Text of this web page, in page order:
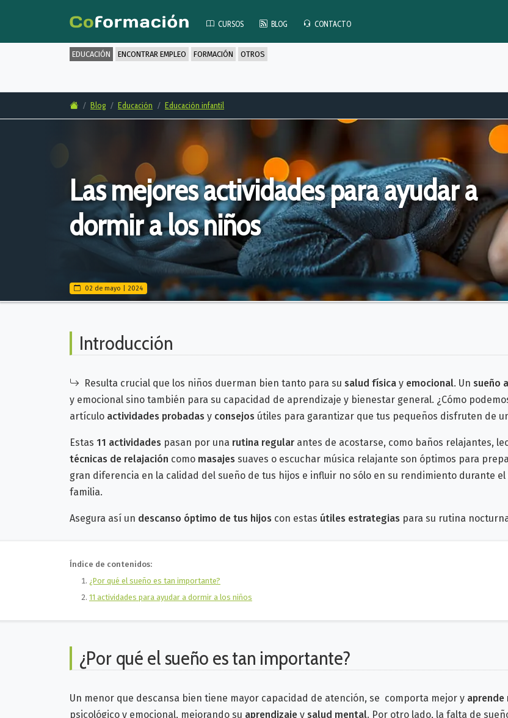
CURSOS BLOG CONTACTO
EDUCACIÓN ENCONTRAR EMPLEO FORMACIÓN OTROS
Blog Educación Educación infantil
Las mejores actividades para ayudar a
dormir a los niños
02 de mayo | 2024
Introducción
Resulta crucial que los niños duerman bien tanto para su salud física y emocional. Un sueño
y emocional sino también para su capacidad de aprendizaje y bienestar general. ¿Cómo
artículo actividades probadas y consejos útiles para garantizar que tus pequeños disfruten de
Estas 11 actividades pasan por una rutina regular antes de acostarse, como baños relajantes,
técnicas de relajación como masajes suaves o escuchar música relajante son óptimos para
gran diferencia en la calidad del sueño de tus hijos e influir no sólo en su rendimiento durante
familia.
Asegura así un descanso óptimo de tus hijos con estas útiles estrategias para su rutina
Índice de contenidos:
¿Por qué el sueño es tan importante?
11 actividades para ayudar a dormir a los niños
¿Por qué el sueño es tan importante?
Un menor que descansa bien tiene mayor capacidad de atención, se comporta mejor y aprende
psicológico y emocional, mejorando su aprendizaje y salud mental. Por otro lado, la falta de